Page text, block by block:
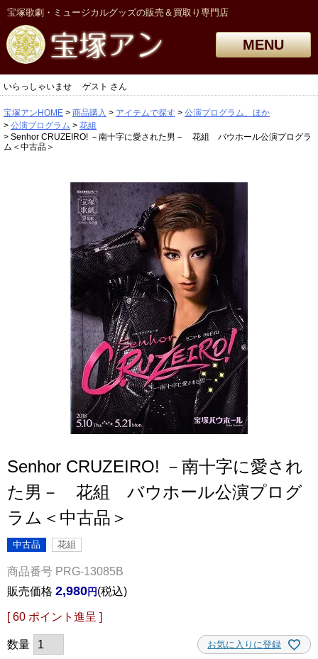
宝塚歌劇・ミュージカルグッズの販売＆買取り専門店
MENU
いらっしゃいませ ゲスト さん
宝塚アンHOME 商品購入 アイテムで探す
公演プログラム、ほか
公演プログラム
花組
Senhor CRUZEIRO! －南十字に愛された男－ 花組 バウホール公演プログラ
ム＜中古品＞
Senhor CRUZEIRO! －南十字に愛され
た男－ 花組 バウホール公演プログ
ラム＜中古品＞
中古品 花組
商品番号 PRG-13085B
販売価格 2,980 税込
[ 60 ポイント進呈 ]
お気に入りに登録